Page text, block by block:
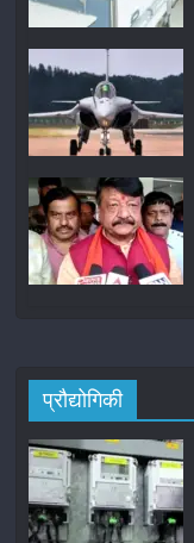
प्रौद्योगिकी